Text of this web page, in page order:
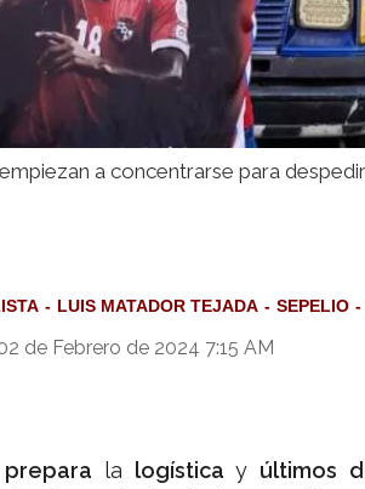
a concentrarse para
LUIS MATADOR TEJADA SEPELIO
de Febrero de 2024 7:15 AM
prepara la logística y últimos